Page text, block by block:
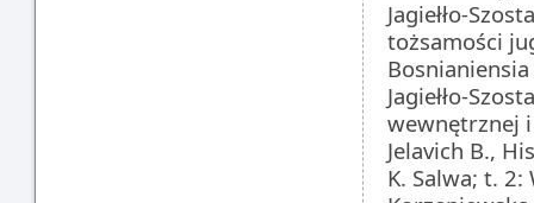
Jagiełło-
tożsamości
Bosnianiensia
Jagiełło-
wewnętrznej
Jelavich B.,
K. Salwa; t. 2: